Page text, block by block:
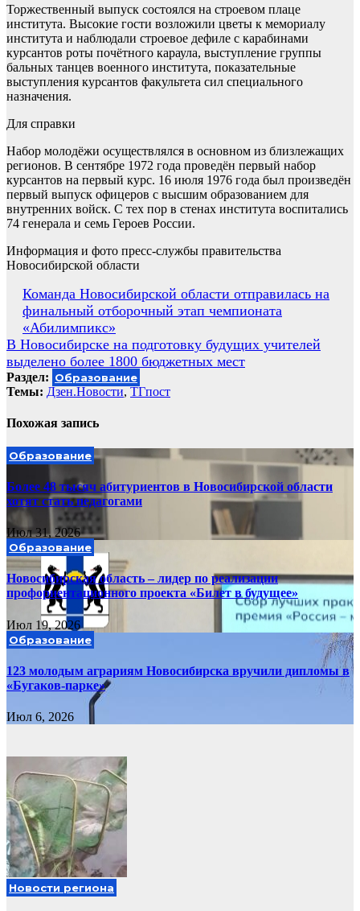
Торжественный выпуск состоялся на строевом плаце
института. Высокие гости возложили цветы к мемориалу
института и наблюдали строевое дефиле с карабинами
курсантов роты почётного караула, выступление группы
бальных танцев военного института, показательные
выступления курсантов факультета сил специального
назначения.
Для справки
Набор молодёжи осуществлялся в основном из близлежащих
регионов. В сентябре 1972 года проведён первый набор
курсантов на первый курс. 16 июля 1976 года был произведён
первый выпуск офицеров с высшим образованием для
внутренних войск. С тех пор в стенах института воспитались
74 генерала и семь Героев России.
Информация и фото пресс-службы правительства
Новосибирской области
Навигация
по
записям
Команда Новосибирской области отправилась на
финальный отборочный этап чемпионата
«Абилимпикс»
В Новосибирске на подготовку будущих учителей
выделено более 1800 бюджетных мест
Раздел: Образование
Темы: Дзен.Новости, ТГпост
Похожая запись
Образование
Более 48 тысяч абитуриентов в Новосибирской области
хотят стать педагогами
Июл 31, 2026
Образование
Новосибирская область – лидер по реализации
профориентационного проекта «Билет в будущее»
Июл 19, 2026
Образование
123 молодым аграриям Новосибирска вручили дипломы в
«Бугаков-парке»
Июл 6, 2026
Новости региона